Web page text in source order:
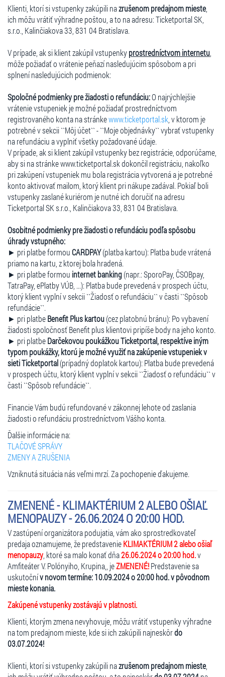
Klienti, ktorí si vstupenky zakúpili nazrušenom predajnom mieste,
ich môžu vrátiť výhradne poštou, a to na adresu: Ticketportal SK,
s.r.o., Kalinčiakova 33, 831 04 Bratislava.
V prípade, ak si klient zakúpil vstupenkyprostredníctvom internetu
môže požiadať o vrátenie peňazí nasledujúcim spôsobom a pri
splnení nasledujúcich podmienok:
Spoločné podmienky pre žiadosti o refundáciu:O najrýchlejšie
vrátenie vstupeniek je možné požiadať prostredníctvom
registrovaného konta na stránkewww.ticketportal.sk , v ktorom je
potrebné v sekcii ``Môj účet`` - ``Moje objednávky`` vybrať vstupenky
na refundáciu a vyplniť všetky požadované údaje.
V prípade, ak si klient zakúpil vstupenky bez registrácie, odporúčame,
aby si na stránke www.ticketportal.sk dokončil registráciu, nakoľko
pri zakúpení vstupeniek mu bola registrácia vytvorená a je potrebné
konto aktivovať mailom, ktorý klient pri nákupe zadával. Pokiaľ boli
vstupenky zaslané kuriérom je nutné ich doručiť na adresu
Ticketportal SK s.r.o., Kalinčiakova 33, 831 04 Bratislava.
Osobitné podmienky pre žiadosti o refundáciu podľa spôsobu
úhrady vstupného:
► pri platbe formouCARDPAY(platba kartou): Platba bude vrátená
priamo na kartu, z ktorej bola hradená.
► pri platbe formou internet banking(napr.: SporoPay, ČSOBpay,
TatraPay, ePlatby VÚB, ...): Platba bude prevedená v prospech účtu,
ktorý klient vyplní v sekcii ``Žiadosť o refundáciu`` v časti ``Spôsob
refundácie``.
► pri platbeBenefit Plus kartou(cez platobnú bránu): Po vybavení
žiadosti spoločnosť Benefit plus klientovi pripíše body na jeho konto.
► pri platbeDarčekovou poukážkou Ticketportal, respektíve iným
typom poukážky, ktorú je možné využiť na zakúpenie vstupeniek v
sieti Ticketportal(prípadný doplatok kartou): Platba bude prevedená
v prospech účtu, ktorý klient vyplní v sekcii ``Žiadosť o refundáciu`` v
časti ``Spôsob refundácie``.
Financie Vám budú refundované v zákonnej lehote od zaslania
žiadosti o refundáciu prostredníctvom Vášho konta.
Ďalšie informácie na:
TLAČOVÉ SPRÁVY
ZMENY A ZRUŠENIA
Vzniknutá situácia nás veľmi mrzí. Za pochopenie ďakujeme.
ZMENENÉ - KLIMAKTÉRIUM 2 ALEBO OŠIAĽ
MENOPAUZY - 26.06.2024 O 20:00 HOD.
V zastúpení organizátora podujatia, vám ako sprostredkovateľ
predaja oznamujeme, že predstavenieKLIMAKTÉRIUM 2 alebo ošiaľ
menopauzy , ktoré sa malo konať dňa26.06.2024 o 20:00 hod.v
Amfiteáter V. Polónyiho, Krupina,, jeZMENENÉ!Predstavenie sa
uskutočnív novom termíne: 10.09.2024 o 20:00 hod. v pôvodnom
mieste konania.
Zakúpené vstupenky zostávajú v platnosti.
Klienti, ktorým zmena nevyhovuje, môžu vrátiť vstupenky výhradne
na tom predajnom mieste, kde si ich zakúpili najneskôrdo
03.07.2024!
Klienti, ktorí si vstupenky zakúpili nazrušenom predajnom mieste,